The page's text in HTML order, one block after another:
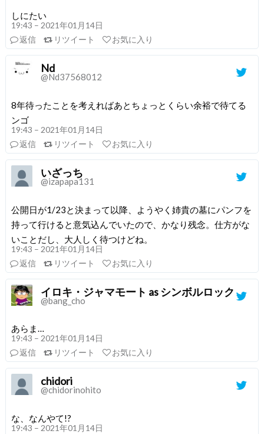
しにたい
19:43 – 2021年01月14日
返信
リツイート お気に入り
Nd
@Nd37568012
8年待ったことを考えればあとちょっとくらい余裕で待てる
ンゴ
19:43 – 2021年01月14日
返信
リツイート お気に入り
いざっち
@izapapa131
公開日が1/23と決まって以降、ようやく姉貴の墓にパンフを
持って行けると意気込んでいたので、かなり残念。仕方がな
いことだし、大人しく待つけどね。
19:43 – 2021年01月14日
返信
リツイート お気に入り
イロキ・ジャマモート as シンボルロック
@bang_cho
あらま…
19:43 – 2021年01月14日
返信
リツイート お気に入り
chidori
@chidorinohito
な、なんやて!?
19:43 – 2021年01月14日